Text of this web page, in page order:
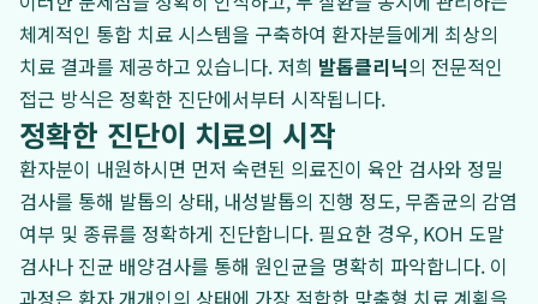
체계적인 통합 치료 시스템을 구축하여 환자분들에게 최상의
치료 결과를 제공하고 있습니다. 저희 발톱클리닉의 전문적인
접근 방식은 정확한 진단에서부터 시작됩니다.
정확한 진단이 치료의 시작
환자분이 내원하시면 먼저 숙련된 의료진이 육안 검사와 정밀
검사를 통해 발톱의 상태, 내성발톱의 진행 정도, 무좀균의 감염
여부 및 종류를 정확하게 진단합니다. 필요한 경우, KOH 도말
검사나 진균 배양검사를 통해 원인균을 명확히 파악합니다. 이
과정은 환자 개개인의 상태에 가장 적합한 맞춤형 치료 계획을